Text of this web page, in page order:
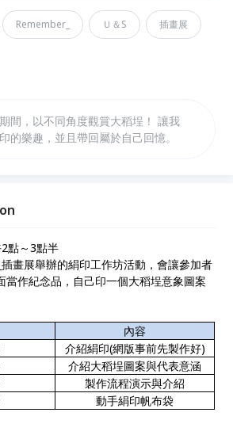
Remember_ Ｕ＆S 插畫展
間，以不同角度觀賞大稻埕！ 讓我
的樂趣，並且帶回屬於自己回憶。
2點～3點半
畫展舉辦的絹印工作坊活動，會讓參加者
當作紀念品，自己印一個大稻埕意象圖案
內容
介紹絹印(網版事前先製作好)
介紹大稻埕圖案與代表意涵
製作流程演示與介紹
動手絹印帆布袋